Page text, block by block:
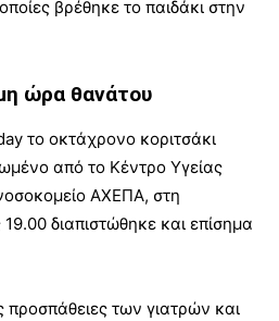
βρέθηκε το παιδάκι στην
ώρα θανάτου
το οκτάχρονο κοριτσάκι
από το Κέντρο Υγείας
ΑΧΕΠΑ, στη
διαπιστώθηκε και επίσημα
των γιατρών και